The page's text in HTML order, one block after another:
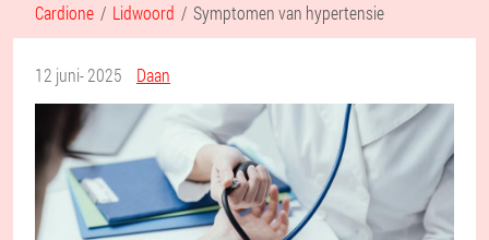
Cardione Lidwoord Symptomen van hypertensie
12 juni- 2025 Daan